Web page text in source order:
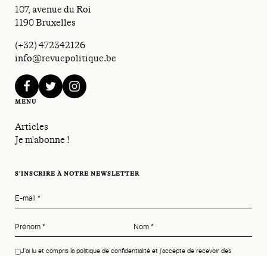
107, avenue du Roi
1190 Bruxelles
(+32) 472342126
info@revuepolitique.be
facebooktwitterinstagram
MENU
Articles
Je m'abonne !
S'INSCRIRE À NOTRE NEWSLETTER
E-mail *
Prénom* Nom*
J'ai lu et compris la politique de confidentialité et j'accepte de recevoir des